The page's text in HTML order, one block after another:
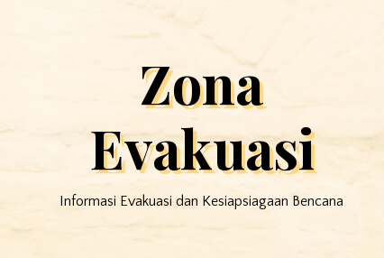
Zona
Evakuasi
Informasi Evakuasi dan Kesiapsiagaan Bencana